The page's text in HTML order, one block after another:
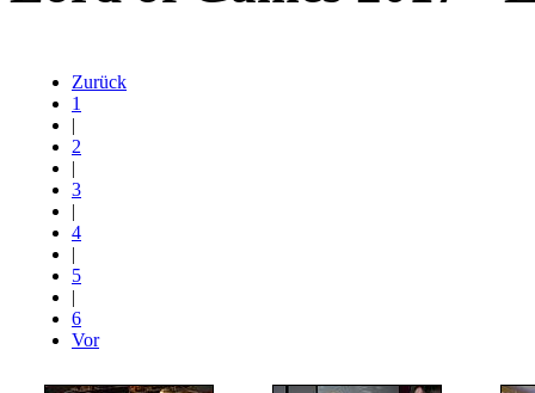
Zurück
1
|
2
|
3
|
4
|
5
|
6
Vor